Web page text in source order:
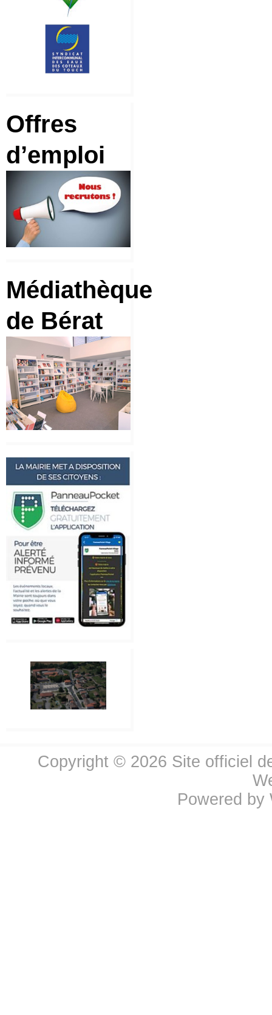
Offres
d’emploi
Médiathèque
de Bérat
Copyright © 2026 Site officiel
Powered by